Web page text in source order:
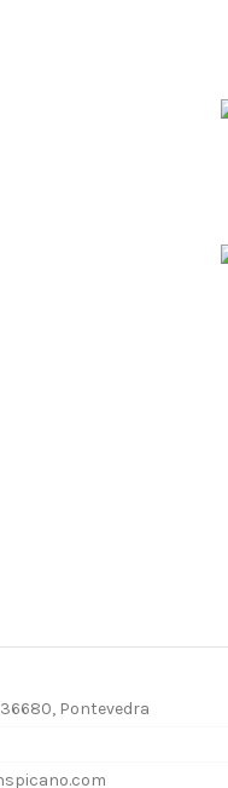
36680, Pontevedra